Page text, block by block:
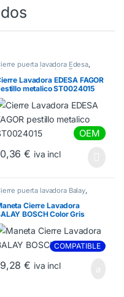
puerta lavadora Edesa,
puerta lavadora Fagor
Lavadora EDESA FAGOR
metalico ST0024015
OEM
€ iva incl
puerta lavadora Balay,
puerta lavadora Bosch
Lavadora
Cierre Lavadora
BOSCH Color Gris
COMPATIBLE
€ iva incl